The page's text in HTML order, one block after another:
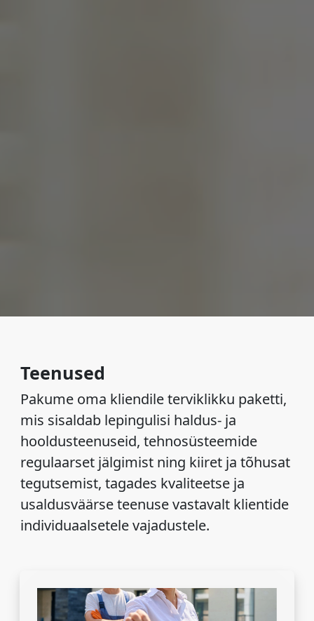
Teenused
Pakume oma kliendile terviklikku paketti,
mis sisaldab lepingulisi haldus- ja
hooldusteenuseid, tehnosüsteemide
regulaarset jälgimist ning kiiret ja tõhusat
tegutsemist, tagades kvaliteetse ja
usaldusväärse teenuse vastavalt klientide
individuaalsetele vajadustele.